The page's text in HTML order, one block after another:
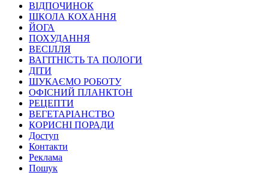
ВІДПОЧИНОК
ШКОЛА КОХАННЯ
ЙОГА
ПОХУДАННЯ
ВЕСІЛЛЯ
ВАГІТНІСТЬ ТА ПОЛОГИ
ДІТИ
ШУКАЄМО РОБОТУ
ОФІСНИЙ ПЛАНКТОН
РЕЦЕПТИ
ВЕГЕТАРІАНСТВО
КОРИСНІ ПОРАДИ
Доступ
Контакти
Реклама
Пошук